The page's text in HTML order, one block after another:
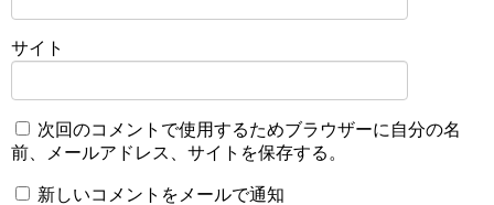
サイト
次回のコメントで使用するためブラウザーに自分の名
前、メールアドレス、サイトを保存する。
新しいコメントをメールで通知